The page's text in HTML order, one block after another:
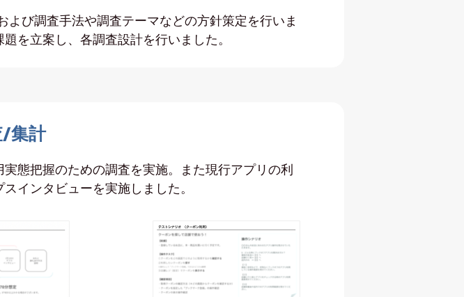
び調査手法や調査テーマなどの方針策定を行いま
を立案し、各調査設計を行いました。
集計
態把握のための調査を実施。また現行アプリの利
インタビューを実施しました。